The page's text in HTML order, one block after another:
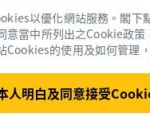
以優化網站服務。閣下
意當中所列出之Cookie政策
Cookies的使用及如何管理，
人明白及同意接受